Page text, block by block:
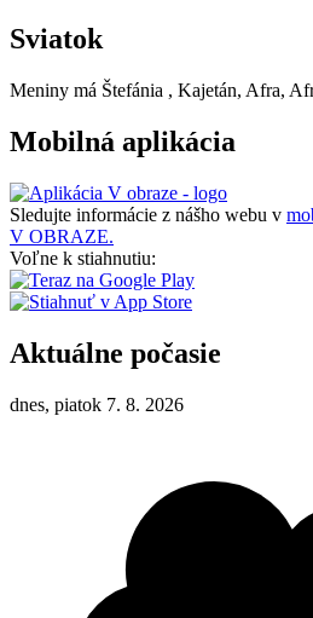
Sviatok
Meniny má Štefánia , Kajetán, Afra,
Mobilná aplikácia
Sledujte informácie z nášho webu v
V OBRAZE.
Voľne k stiahnutiu:
Aktuálne počasie
dnes, piatok 7. 8. 2026